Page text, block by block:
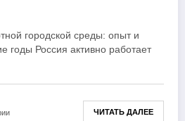
городской среды: опыт и
годы Россия активно работает
ЧИТАТЬ ДАЛЕЕ